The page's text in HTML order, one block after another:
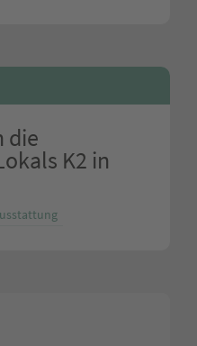
die
K2 in